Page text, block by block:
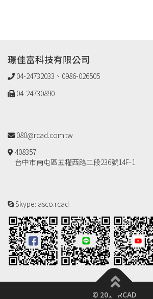
璟佳富科技有限公司
04-24732033、0986-026505
04-24730890
080@rcad.com.tw
408357
台中市南屯區五權西路二段236號14F-1
Skype: asco.rcad
© 2018 RCAD